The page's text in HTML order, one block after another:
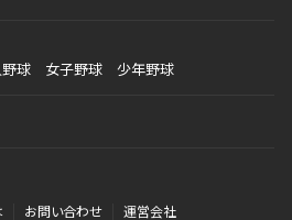
球 女子野球 少年野球
お問い合わせ 運営会社